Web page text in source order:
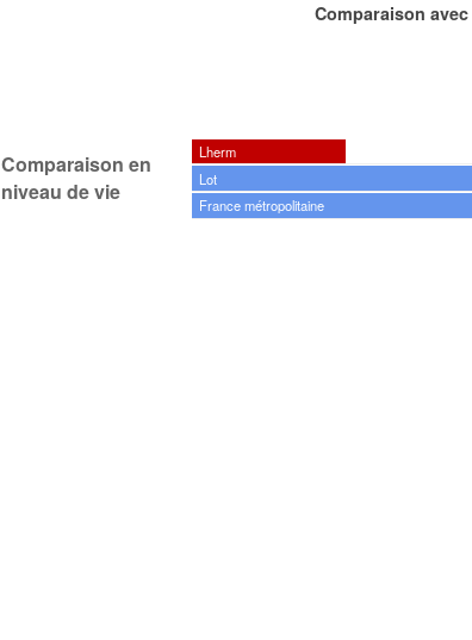
Comparaison
Comparaison en
niveau de vie
Lherm
Lot
France métropolitaine